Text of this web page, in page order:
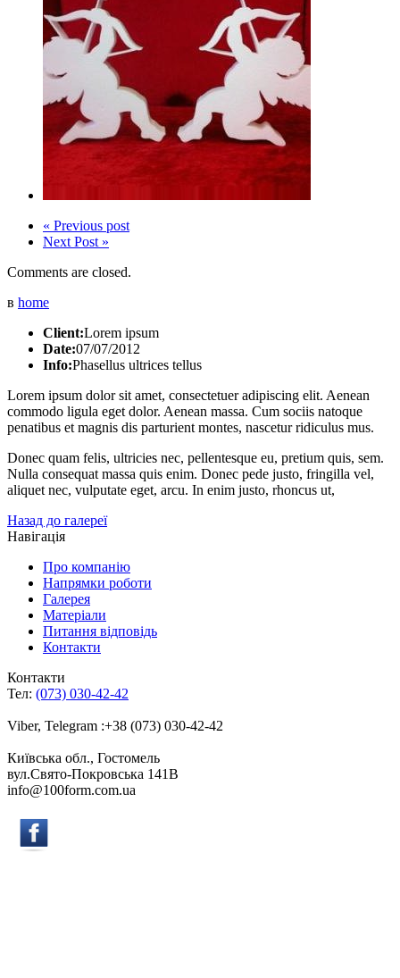
« Previous post
Next Post »
Comments are closed.
в home
Client:Lorem ipsum
Date:07/07/2012
Info:Phasellus ultrices tellus
Lorem ipsum dolor sit amet, consectetuer adipiscing elit. Aenean
commodo ligula eget dolor. Aenean massa. Cum sociis natoque
penatibus et magnis dis parturient montes, nascetur ridiculus mus.
Donec quam felis, ultricies nec, pellentesque eu, pretium quis, sem.
Nulla consequat massa quis enim. Donec pede justo, fringilla vel,
aliquet nec, vulputate eget, arcu. In enim justo, rhoncus ut,
Назад до галереї
Навігація
Про компанію
Напрямки роботи
Галерея
Матеріали
Питання відповідь
Контакти
Контакти
Тел: (073) 030-42-42
Viber, Telegram :+38 (073) 030-42-42
Київська обл., Гостомель
вул.Свято-Покровська 141B
info@100form.com.ua